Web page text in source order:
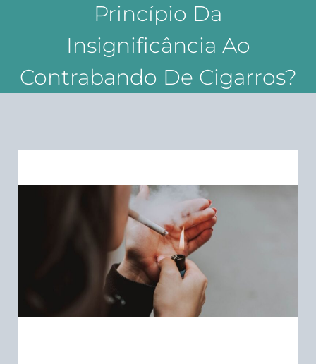
Princípio Da
Insignificância Ao
Contrabando De Cigarros?